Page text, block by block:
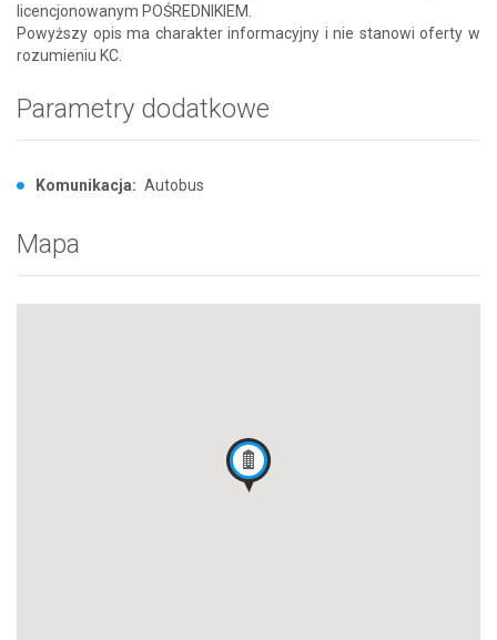
licencjonowanym POŚREDNIKIEM.
Powyższy opis ma charakter informacyjny i nie stanowi oferty w
rozumieniu KC.
Parametry dodatkowe
Komunikacja: Autobus
Mapa